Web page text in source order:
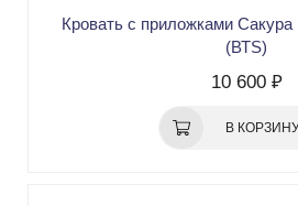
Кровать с приложками
(ВТS)
10 600 ₽
В